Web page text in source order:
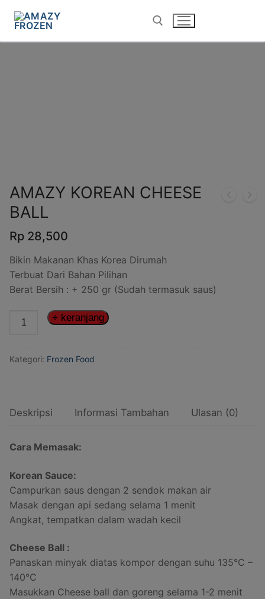
HOME PRODUK
AMAZY KOREAN CHEESE
BALL
Rp 28,500
Bikin Makanan Khas Korea Dirumah
Terbuat Dari Bahan Pilihan
Berat Bersih : + 250 gr (Sudah termasuk saus)
+ keranjang
Kategori: Frozen Food
Deskripsi Informasi Tambahan Ulasan (0)
Cara Memasak:
Korean Sauce:
Campurkan saus dengan 2 sendok makan air
Masak dengan api sedang selama 1 menit
Angkat, tempatkan dalam wadah kecil
Cheese Ball :
Panaskan minyak diatas kompor dengan suhu 135°C –
140°C
Masukkan Cheese ball dan goreng selama 1-2 menit